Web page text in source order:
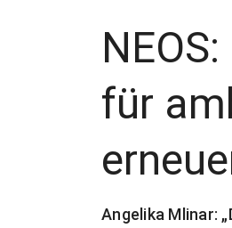
für
Angelika Mlinar: